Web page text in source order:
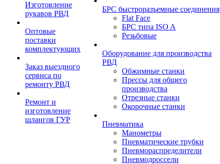
Изготовление
рукавов РВД
Оптовые
поставки
комплектующих
Заказ выездного
сервиса по
ремонту РВД
Ремонт и
изготовление
шлангов ГУР
БРС быстроразъемные соединения
Flat Face
БРС типа ISO A
Резьбовые
Оборудование для производства
РВД
Обжимные станки
Прессы для общего
производства
Отрезные станки
Окорочные станки
Пневматика
Манометры
Пневматические трубки
Пневмораспределители
Пневмодроссели